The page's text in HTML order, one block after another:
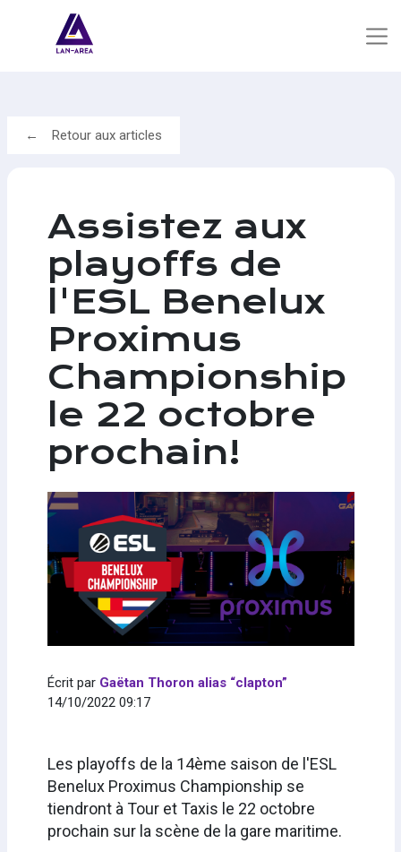
Retour aux articles
Assistez aux
playoffs de
l'ESL Benelux
Proximus
Championship
le 22 octobre
prochain!
Écrit par Gaëtan Thoron alias “clapton”
14/10/2022 09:17
Les playoffs de la 14ème saison de l'ESL
Benelux Proximus Championship se
tiendront à Tour et Taxis le 22 octobre
prochain sur la scène de la gare maritime.